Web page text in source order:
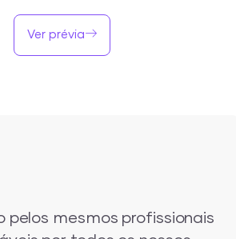
Ver prévia
pelos mesmos profissionais